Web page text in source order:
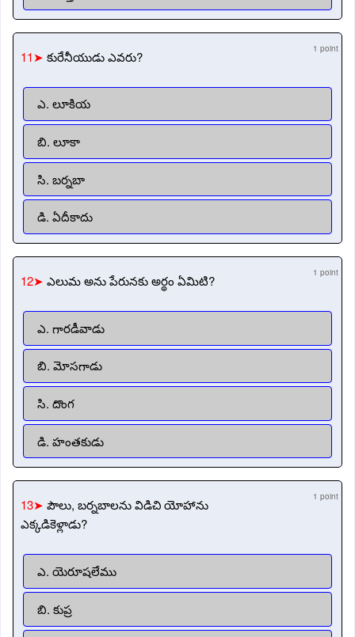
11➤ కురేనీయుడు ఎవరు? 1 point
ఎ. లూకియ
బి. లూకా
సి. బర్నబా
డి. ఏదీకాదు
12➤ ఎలుమ అను పేరునకు అర్థం ఏమిటి? 1 point
ఎ. గారడీవాడు
బి. మోసగాడు
సి. దొంగ
డి. హంతకుడు
13➤ పౌలు, బర్నబాలను విడిచి యోహాను
ఎక్కడికెళ్లాడు?
1 point
ఎ. యెరూషలేము
బి. కుప్ర